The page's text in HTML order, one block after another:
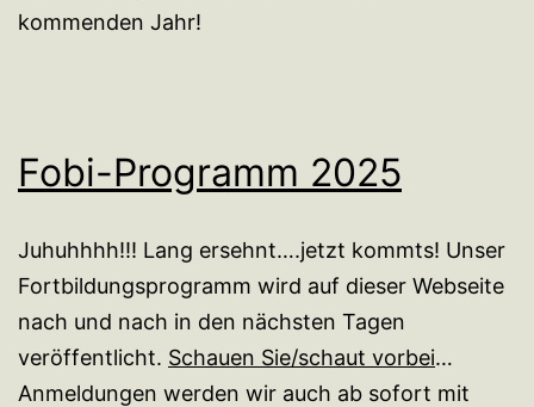
kommenden Jahr!
Fobi-Programm 2025
Juhuhhhh!!! Lang ersehnt….jetzt kommts! Unser
Fortbildungsprogramm wird auf dieser Webseite
nach und nach in den nächsten Tagen
veröffentlicht. Schauen Sie/schaut vorbei…
Anmeldungen werden wir auch ab sofort mit